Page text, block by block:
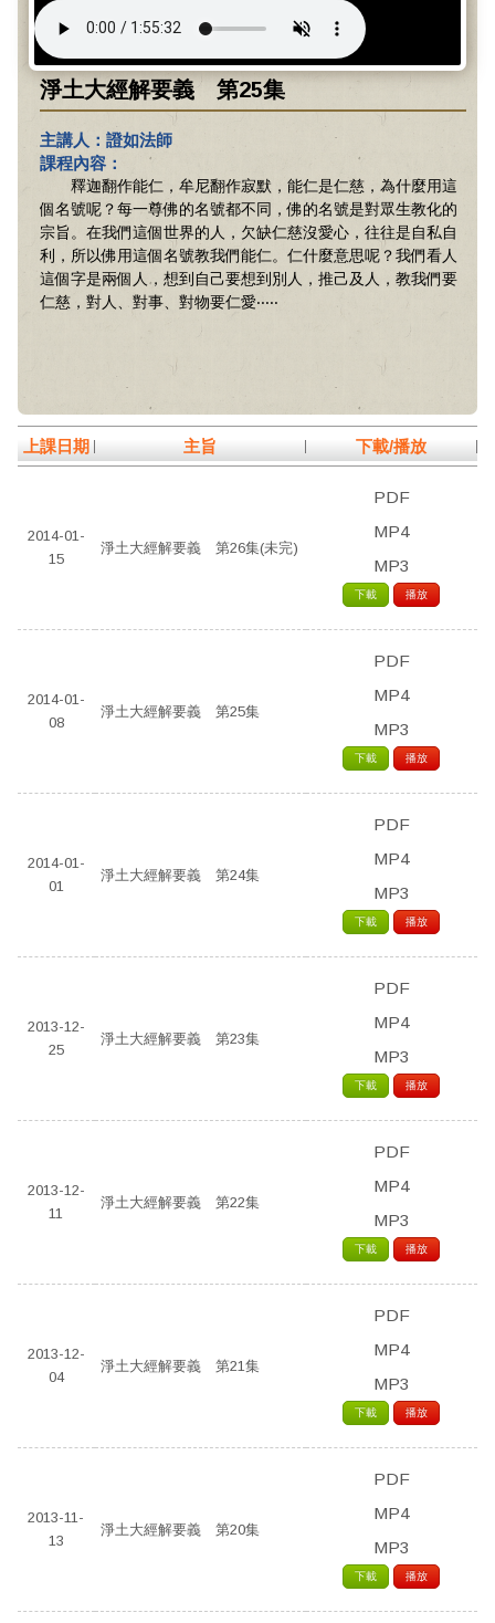
淨土大經解要義 第25集
主講人：證如法師
課程內容：
釋迦翻作能仁，牟尼翻作寂默，能仁是仁慈，為什麼用這
個名號呢？每一尊佛的名號都不同，佛的名號是對眾生教化的
宗旨。在我們這個世界的人，欠缺仁慈沒愛心，往往是自私自
利，所以佛用這個名號教我們能仁。仁什麼意思呢？我們看人
這個字是兩個人，想到自己要想到別人，推己及人，教我們要
仁慈，對人、對事、對物要仁愛‧‧‧‧‧
上課日期 主旨 下載/播放
2014-01-
15
淨土大經解要義 第26集(未完)
PDF
MP4
MP3
下載 播放
2014-01-
08
淨土大經解要義 第25集
PDF
MP4
MP3
下載 播放
2014-01-
01
淨土大經解要義 第24集
PDF
MP4
MP3
下載 播放
2013-12-
25
淨土大經解要義 第23集
PDF
MP4
MP3
下載 播放
2013-12-
11
淨土大經解要義 第22集
PDF
MP4
MP3
下載 播放
2013-12-
04
淨土大經解要義 第21集
PDF
MP4
MP3
下載 播放
2013-11-
13
淨土大經解要義 第20集
PDF
MP4
MP3
下載 播放